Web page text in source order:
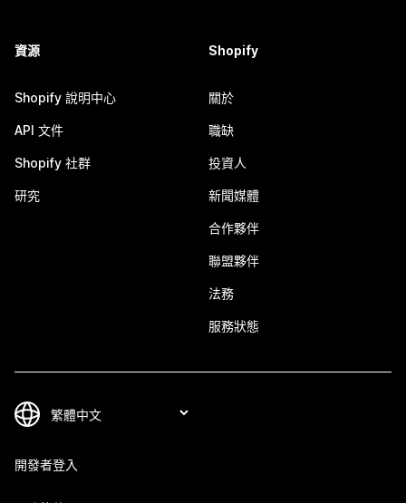
資源
Shopify 說明中心
API 文件
Shopify 社群
研究
Shopify
關於
職缺
投資人
新聞媒體
合作夥伴
聯盟夥伴
法務
服務狀態
開發者登入